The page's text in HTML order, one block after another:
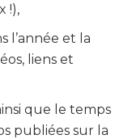
!),
l’année et la
liens et
que le temps
publiées sur la